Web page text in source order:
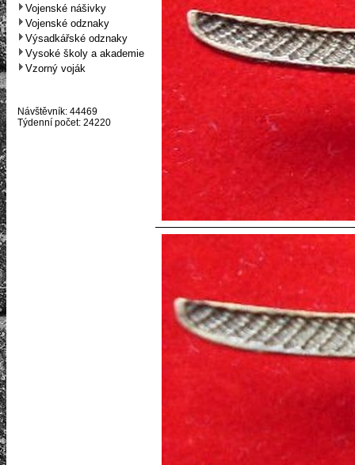
Vojenské nášivky
Vojenské odznaky
Výsadkářské odznaky
Vysoké školy a akademie
Vzorný voják
Návštěvník: 44469
Týdenní počet: 24220